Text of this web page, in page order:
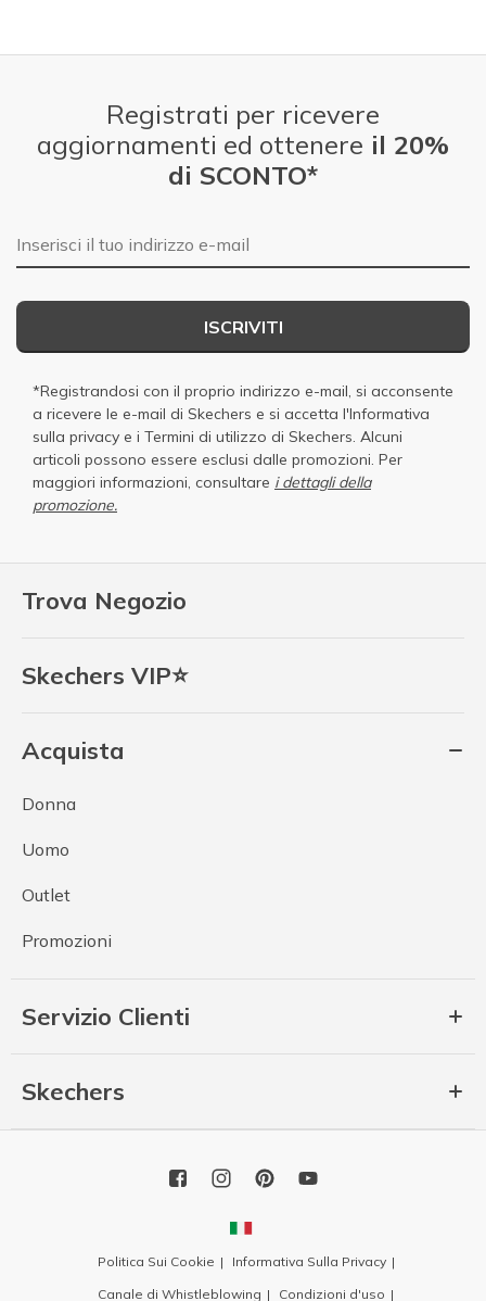
Trova Negozio
Skechers VIP⭐
Acquista
Donna
Uomo
Outlet
Promozioni
Servizio Clienti
Skechers
Registrati per ricevere
aggiornamenti ed ottenere il 20%
di SCONTO*
E-mail
ISCRIVITI
*Registrandosi con il proprio indirizzo e-mail, si acconsente
a ricevere le e-mail di Skechers e si accetta l'Informativa
sulla privacy e i Termini di utilizzo di Skechers. Alcuni
articoli possono essere esclusi dalle promozioni. Per
maggiori informazioni, consultare i dettagli della
promozione.
Politica Sui Cookie
Informativa Sulla Privacy
Canale di Whistleblowing
Condizioni d'uso